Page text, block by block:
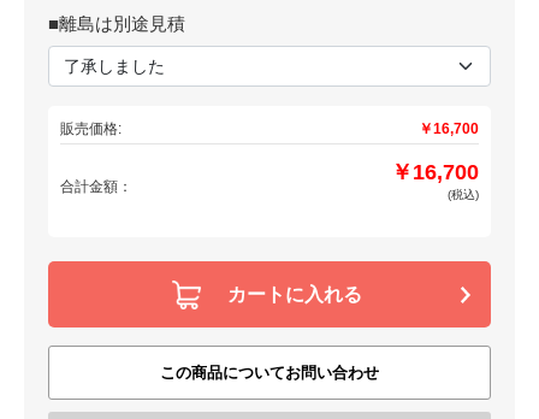
■離島は別途見積
販売価格: ￥16,700
合計金額：
￥16,700
(税込)
カートに入れる
この商品についてお問い合わせ